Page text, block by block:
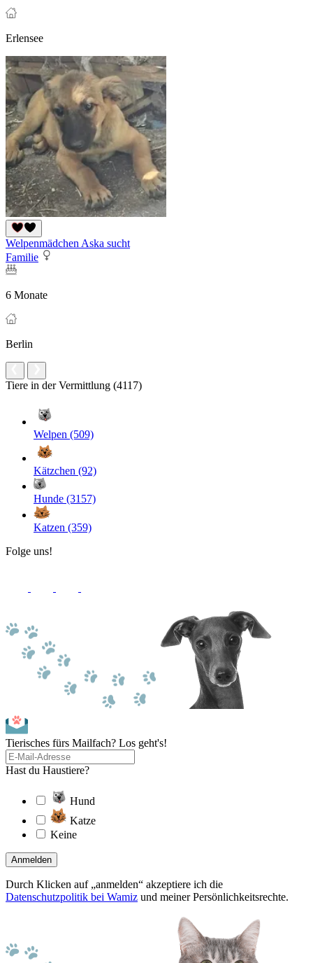
Erlensee
Welpenmädchen Aska sucht
Familie
6 Monate
Berlin
Tiere in der Vermittlung (4117)
Welpen (509)
Kätzchen (92)
Hunde (3157)
Katzen (359)
Folge uns!
Tierisches fürs Mailfach? Los geht's!
Hast du Haustiere?
Hund
Katze
Keine
Anmelden
Durch Klicken auf „anmelden“ akzeptiere ich die
Datenschutzpolitik bei Wamiz und meiner Persönlichkeitsrechte.